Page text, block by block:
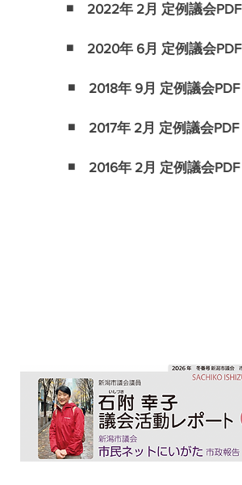
◾️ 2022年 2月 定例議会PDF
◾️ 2020年 6月 定例議会PDF
◾️ 2018年 9月 定例議会PDF
◾️ 2017年 2月 定例議会PDF
◾️ 2016年 2月 定例議会PDF